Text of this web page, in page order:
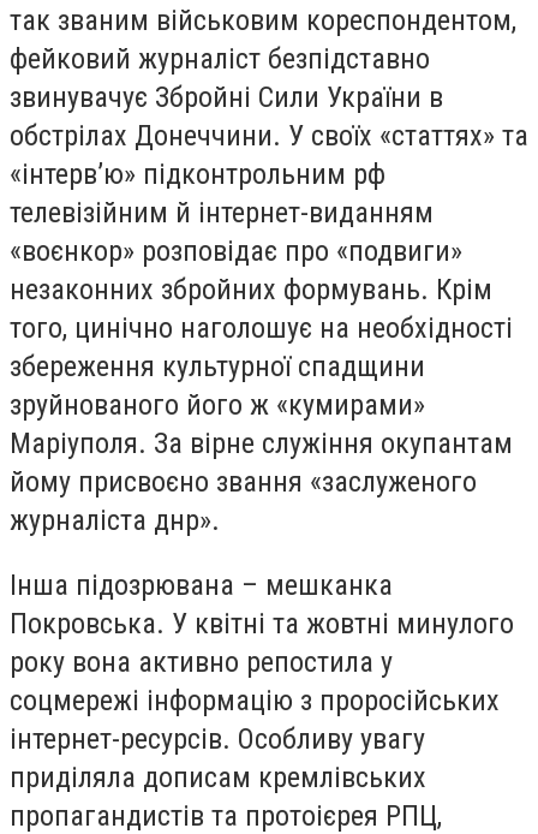
так званим військовим кореспондентом,
фейковий журналіст безпідставно
звинувачує Збройні Сили України в
обстрілах Донеччини. У своїх «статтях» та
«інтерв’ю» підконтрольним рф
телевізійним й інтернет-виданням
«воєнкор» розповідає про «подвиги»
незаконних збройних формувань. Крім
того, цинічно наголошує на необхідності
збереження культурної спадщини
зруйнованого його ж «кумирами»
Маріуполя. За вірне служіння окупантам
йому присвоєно звання «заслуженого
журналіста днр».
Інша підозрювана – мешканка
Покровська. У квітні та жовтні минулого
року вона активно репостила у
соцмережі інформацію з проросійських
інтернет-ресурсів. Особливу увагу
приділяла дописам кремлівських
пропагандистів та протоієрея РПЦ,